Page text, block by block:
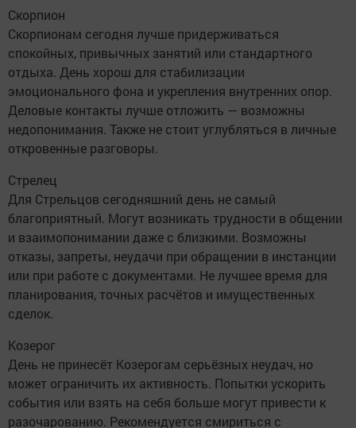
Скорпион
Скорпионам сегодня лучше придерживаться
спокойных, привычных занятий или стандартного
отдыха. День хорош для стабилизации
эмоционального фона и укрепления внутренних опор.
Деловые контакты лучше отложить — возможны
недопонимания. Также не стоит углубляться в личные
откровенные разговоры.
Стрелец
Для Стрельцов сегодняшний день не самый
благоприятный. Могут возникать трудности в общении
и взаимопонимании даже с близкими. Возможны
отказы, запреты, неудачи при обращении в инстанции
или при работе с документами. Не лучшее время для
планирования, точных расчётов и имущественных
сделок.
Козерог
День не принесёт Козерогам серьёзных неудач, но
может ограничить их активность. Попытки ускорить
события или взять на себя больше могут привести к
разочарованию. Рекомендуется смириться с